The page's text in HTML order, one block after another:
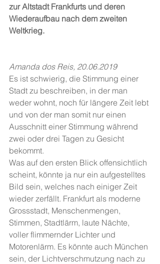
zur Altstadt Frankfurts und deren
Wiederaufbau nach dem zweiten
Weltkrieg.
Amanda dos Reis, 20.06.2019
Es ist schwierig, die Stimmung einer
Stadt zu beschreiben, in der man
weder wohnt, noch für längere Zeit lebt
und von der man somit nur einen
Ausschnitt einer Stimmung während
zwei oder drei Tagen zu Gesicht
bekommt.
Was auf den ersten Blick offensichtlich
scheint, könnte ja nur ein aufgestelltes
Bild sein, welches nach einiger Zeit
wieder zerfällt. Frankfurt als moderne
Grossstadt, Menschenmengen,
Stimmen, Stadtlärm, laute Nächte,
voller flimmernder Lichter und
Motorenlärm. Es könnte auch München
sein, der Lichtverschmutzung nach zu